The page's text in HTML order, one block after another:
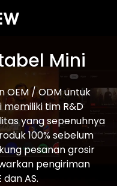
Mini
OEM / ODM untuk
tim R&D
yang sepenuhnya
100% sebelum
pesanan grosir
pengiriman
AS.